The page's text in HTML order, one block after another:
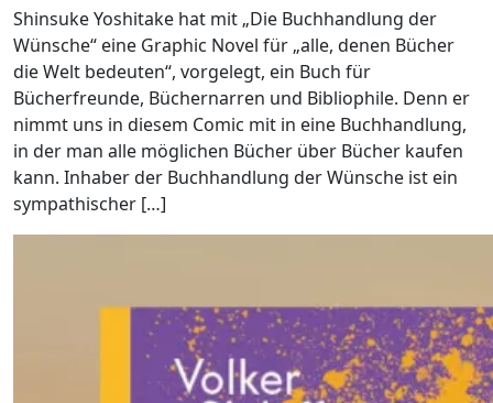
Shinsuke Yoshitake hat mit „Die Buchhandlung der
Wünsche“ eine Graphic Novel für „alle, denen Bücher
die Welt bedeuten“, vorgelegt, ein Buch für
Bücherfreunde, Büchernarren und Bibliophile. Denn er
nimmt uns in diesem Comic mit in eine Buchhandlung,
in der man alle möglichen Bücher über Bücher kaufen
kann. Inhaber der Buchhandlung der Wünsche ist ein
sympathischer […]